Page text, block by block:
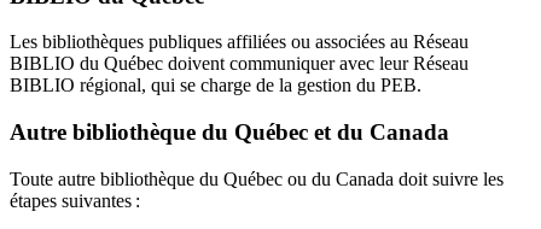
Les bibliothèques publiques affiliées ou associées au Réseau
BIBLIO du Québec doivent communiquer avec leur Réseau
BIBLIO régional, qui se charge de la gestion du PEB.
Autre bibliothèque du Québec et du Canada
Toute autre bibliothèque du Québec ou du Canada doit suivre les
étapes suivantes :